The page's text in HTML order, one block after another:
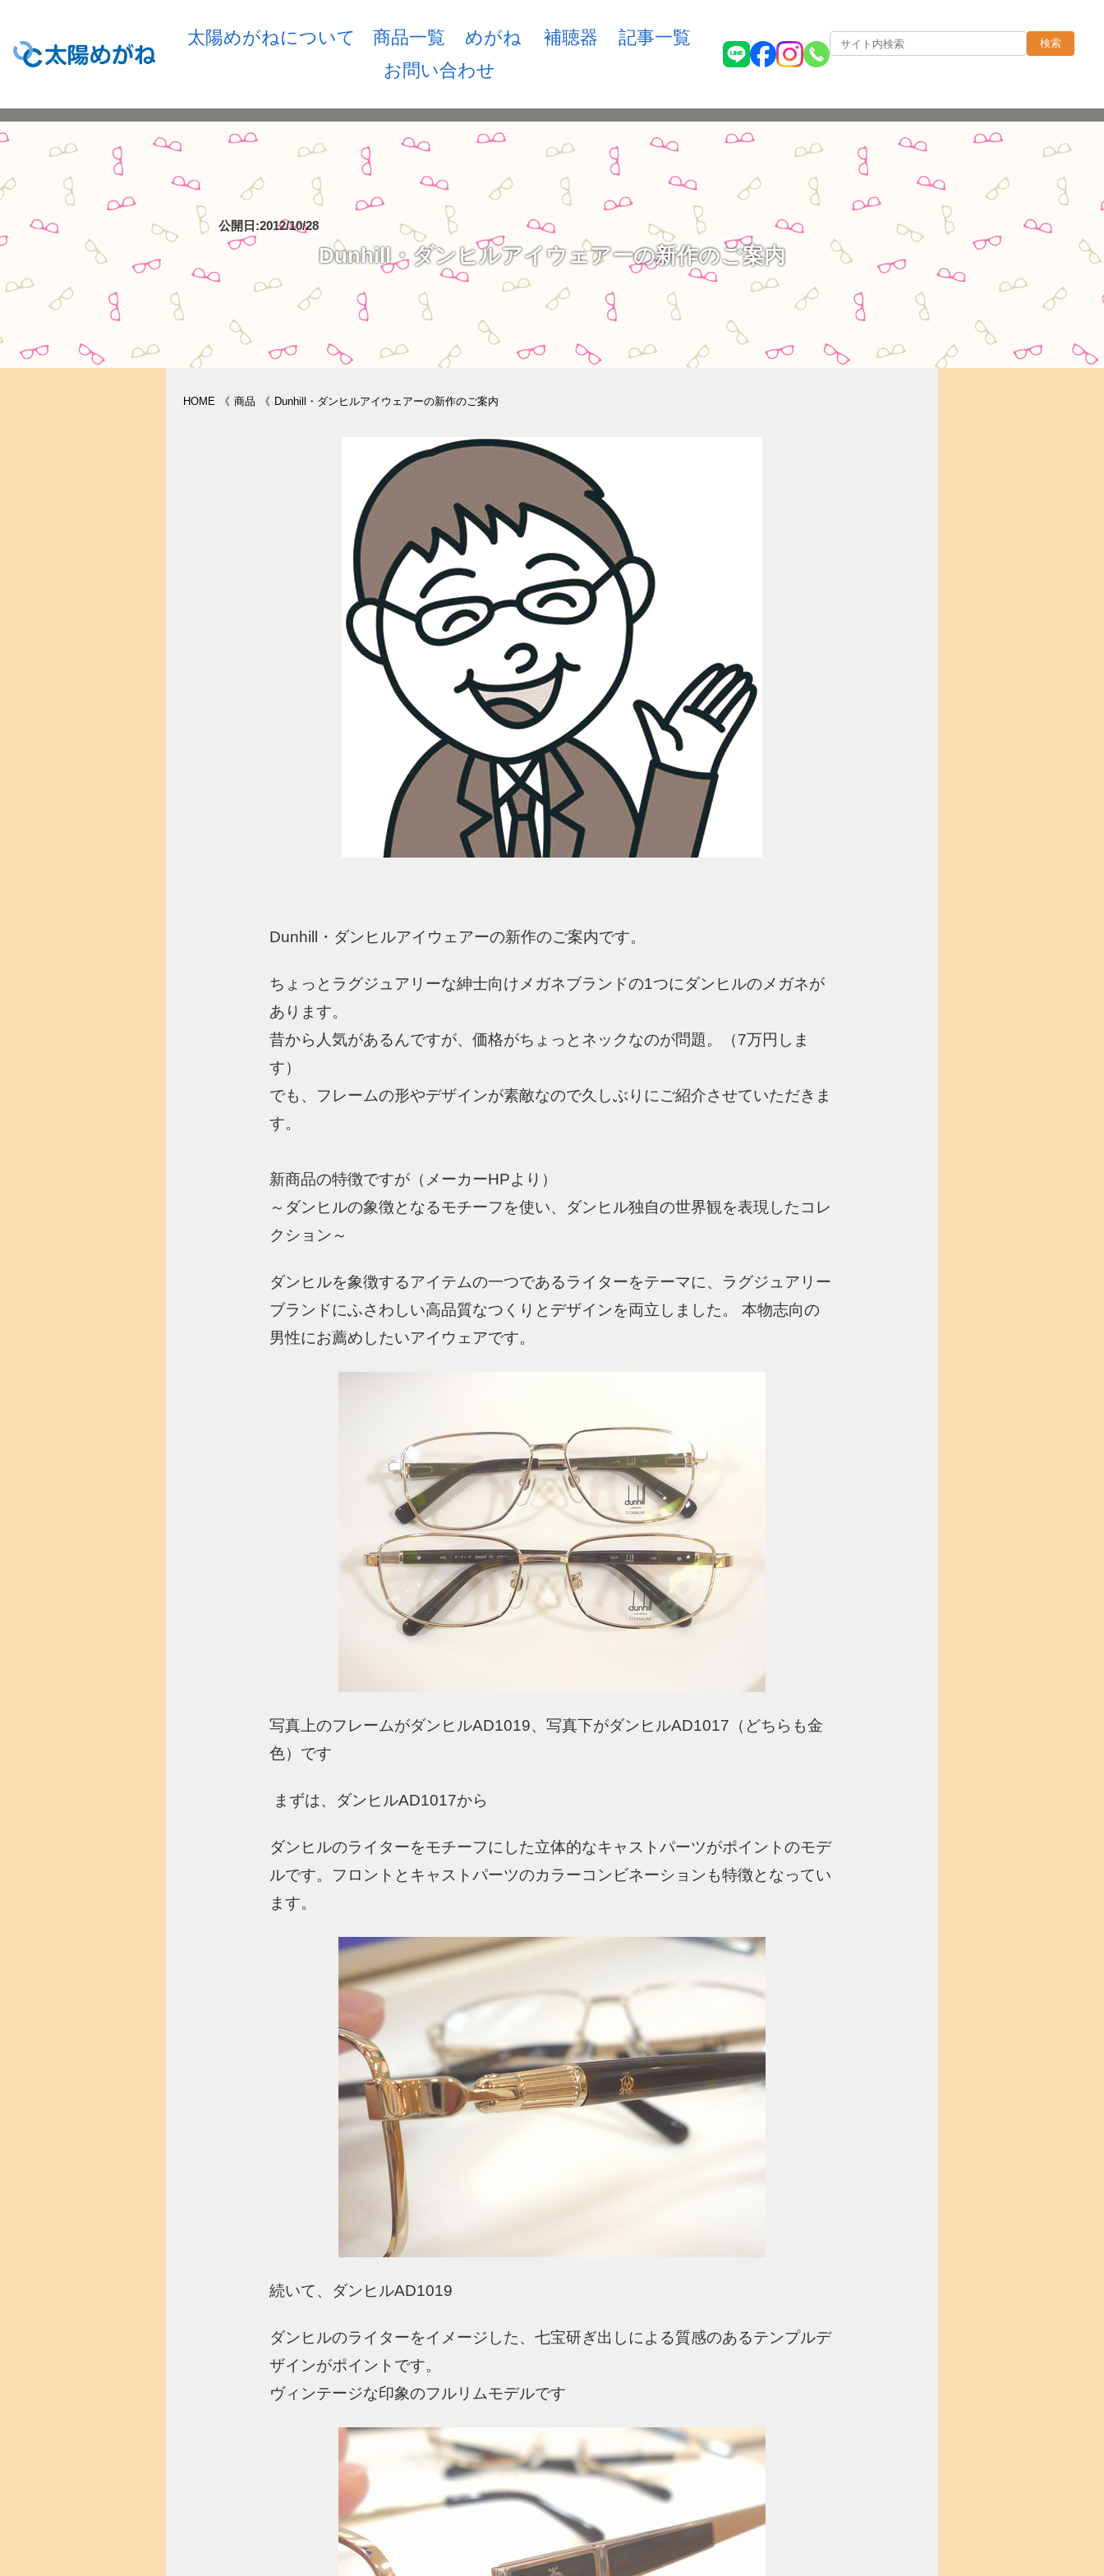
太陽めがねについて 商品一覧 めがね 補聴器
記事一覧
お問い合わせ
検索
公開日:2012/10/28
Dunhill・ダンヒルアイウェアーの新作のご案内
HOME 《 商品 《 Dunhill・ダンヒルアイウェアーの新作のご案内
Dunhill・ダンヒルアイウェアーの新作のご案内です。
ちょっとラグジュアリーな紳士向けメガネブランドの1つにダンヒルのメガネが
あります。
昔から人気があるんですが、価格がちょっとネックなのが問題。（7万円しま
す）
でも、フレームの形やデザインが素敵なので久しぶりにご紹介させていただきま
す。
新商品の特徴ですが（メーカーHPより）
～ダンヒルの象徴となるモチーフを使い、ダンヒル独自の世界観を表現したコレ
クション～
ダンヒルを象徴するアイテムの一つであるライターをテーマに、ラグジュアリー
ブランドにふさわしい高品質なつくりとデザインを両立しました。 本物志向の
男性にお薦めしたいアイウェアです。
写真上のフレームがダンヒルAD1019、写真下がダンヒルAD1017（どちらも金
色）です
まずは、ダンヒルAD1017から
ダンヒルのライターをモチーフにした立体的なキャストパーツがポイントのモデ
ルです。フロントとキャストパーツのカラーコンビネーションも特徴となってい
ます。
続いて、ダンヒルAD1019
ダンヒルのライターをイメージした、七宝研ぎ出しによる質感のあるテンプルデ
ザインがポイントです。
ヴィンテージな印象のフルリムモデルです